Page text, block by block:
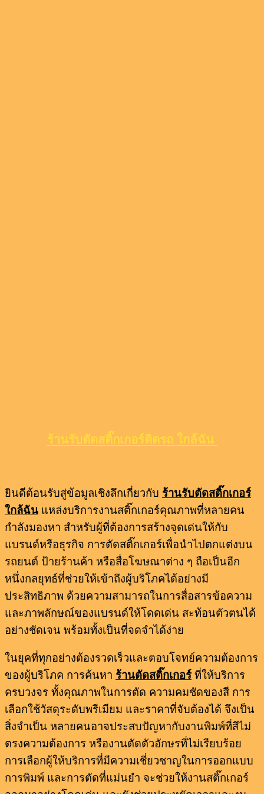
ร้านรับตัดสติ๊กเกอร์ติดรถ ใกล้ฉัน
ยินดีต้อนรับสู่ข้อมูลเชิงลึกเกี่ยวกับ ร้านรับตัดสติ๊กเกอร์
ใกล้ฉัน แหล่งบริการงานสติ๊กเกอร์คุณภาพที่หลายคน
กำลังมองหา สำหรับผู้ที่ต้องการสร้างจุดเด่นให้กับ
แบรนด์หรือธุรกิจ การตัดสติ๊กเกอร์เพื่อนำไปตกแต่งบน
รถยนต์ ป้ายร้านค้า หรือสื่อโฆษณาต่าง ๆ ถือเป็นอีก
หนึ่งกลยุทธ์ที่ช่วยให้เข้าถึงผู้บริโภคได้อย่างมี
ประสิทธิภาพ ด้วยความสามารถในการสื่อสารข้อความ
และภาพลักษณ์ของแบรนด์ให้โดดเด่น สะท้อนตัวตนได้
อย่างชัดเจน พร้อมทั้งเป็นที่จดจำได้ง่าย
ในยุคที่ทุกอย่างต้องรวดเร็วและตอบโจทย์ความต้องการ
ของผู้บริโภค การค้นหา ร้านตัดสติ๊กเกอร์ที่ให้บริการ
ครบวงจร ทั้งคุณภาพในการตัด ความคมชัดของสี การ
เลือกใช้วัสดุระดับพรีเมียม และราคาที่จับต้องได้ จึงเป็น
สิ่งจำเป็น หลายคนอาจประสบปัญหากับงานพิมพ์ที่สีไม่
ตรงความต้องการ หรืองานตัดตัวอักษรที่ไม่เรียบร้อย
การเลือกผู้ให้บริการที่มีความเชี่ยวชาญในการออกแบบ
การพิมพ์ และการตัดที่แม่นยำ จะช่วยให้งานสติ๊กเกอร์